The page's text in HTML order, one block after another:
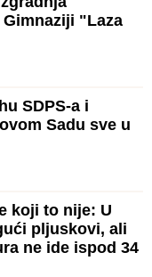
"Laza
SDPS-a i
Sadu sve u
koji to nije: U
pljuskovi, ali
ne ide ispod 34